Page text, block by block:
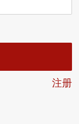
注册